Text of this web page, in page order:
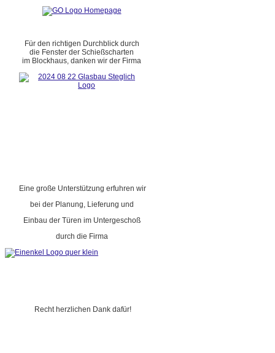
Für den richtigen Durchblick durch
die Fenster der Schießscharten
im Blockhaus, danken wir der Firma
Eine große Unterstützung erfuhren wir
bei der Planung, Lieferung und
Einbau der Türen im Untergeschoß
durch die Firma
Recht herzlichen Dank dafür!